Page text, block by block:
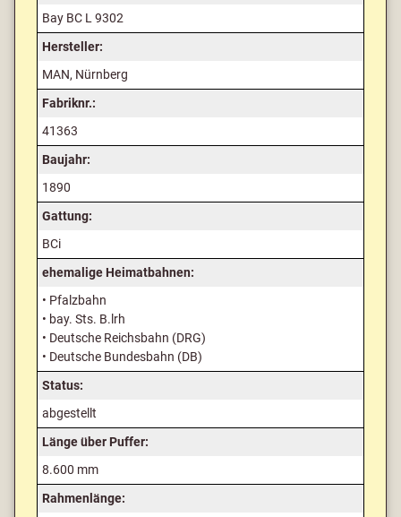
Bay BC L 9302
Hersteller:
MAN, Nürnberg
Fabriknr.:
41363
Baujahr:
1890
Gattung:
BCi
ehemalige Heimatbahnen:
• Pfalzbahn
• bay. Sts. B.lrh
• Deutsche Reichsbahn (DRG)
• Deutsche Bundesbahn (DB)
Status:
abgestellt
Länge über Puffer:
8.600 mm
Rahmenlänge: